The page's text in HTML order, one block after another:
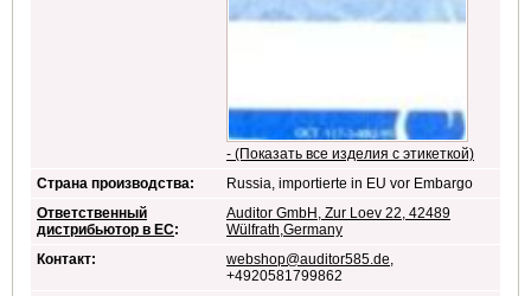
- (Показать все изделия с этикеткой)
Страна производства:
Russia, importierte in EU vor Embargo
Ответственный
дистрибьютор в ЕС:
Auditor GmbH, Zur Loev 22, 42489
Wülfrath,Germany
Контакт:
webshop@auditor585.de,
+4920581799862